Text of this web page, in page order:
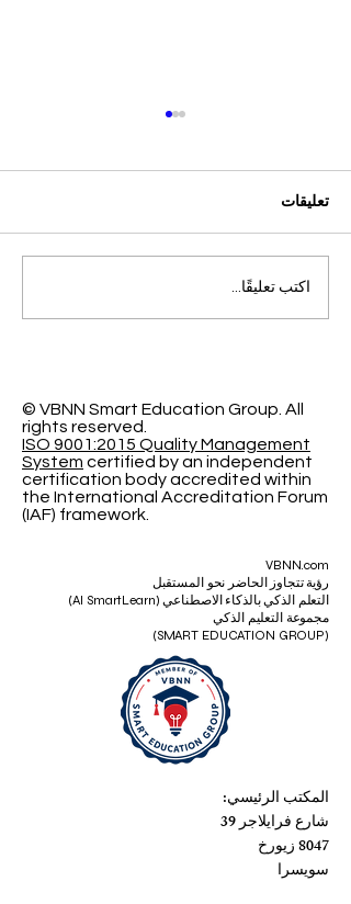
التميز الأكاديمي العالمي: افتح
آفاقاً جديدة مع الجامعة
تعليقات
اكتب تعليقًا...
© VBNN Smart Education Group. All
rights reserved.
ISO 9001:2015 Quality Management
System certified by an independent
certification body accredited within
the International Accreditation Forum
(IAF) framework.
VBNN.com
رؤية تتجاوز الحاضر نحو المستقبل
التعلم الذكي بالذكاء الاصطناعي (AI SmartLearn)
مجموعة التعليم الذكي
(SMART EDUCATION GROUP)
المكتب الرئيسي:
شارع فرايلاجر 39
8047 زيورخ
سويسرا